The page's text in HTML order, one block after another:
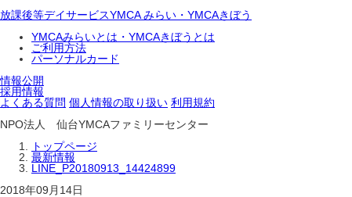
放課後等デイサービスYMCA みらい・YMCAきぼう
YMCAみらいとは・YMCAきぼうとは
ご利用方法
パーソナルカード
情報公開
採用情報
よくある質問 個人情報の取り扱い 利用規約
NPO法人 仙台YMCAファミリーセンター
トップページ
最新情報
LINE_P20180913_14424899
2018年09月14日